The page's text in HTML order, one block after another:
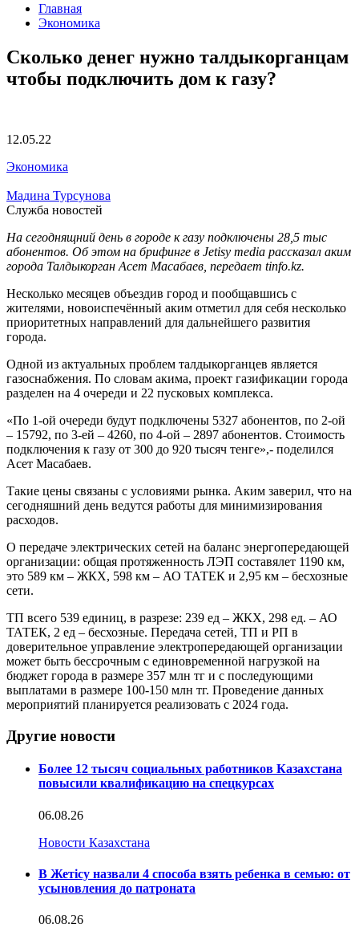
Главная
Экономика
Сколько денег нужно талдыкорганцам
чтобы подключить дом к газу?
12.05.22
Экономика
Мадина Турсунова
Служба новостей
На сегоднящний день в городе к газу подключены 28,5 тыс
абонентов. Об этом на брифинге в Jetisy media рассказал аким
города Талдыкорган Асет Масабаев, передает tinfo.kz.
Несколько месяцев объездив город и пообщавшись с
жителями, новоиспечённый аким отметил для себя несколько
приоритетных направлений для дальнейшего развития
города.
Одной из актуальных проблем талдыкорганцев является
газоснабжения. По словам акима, проект газификации города
разделен на 4 очереди и 22 пусковых комплекса.
«По 1-ой очереди будут подключены 5327 абонентов, по 2-ой
– 15792, по 3-ей – 4260, по 4-ой – 2897 абонентов. Стоимость
подключения к газу от 300 до 920 тысяч тенге»,- поделился
Асет Масабаев.
Такие цены связаны с условиями рынка. Аким заверил, что на
сегодняшний день ведутся работы для минимизирования
расходов.
О передаче электрических сетей на баланс энергопередающей
организации: общая протяженность ЛЭП составялет 1190 км,
это 589 км – ЖКХ, 598 км – АО ТАТЕК и 2,95 км – бесхозные
сети.
ТП всего 539 единиц, в разрезе: 239 ед – ЖКХ, 298 ед. – АО
ТАТЕК, 2 ед – бесхозные. Передача сетей, ТП и РП в
доверительное управление электропередающей организации
может быть бессрочным с единовременной нагрузкой на
бюджет города в размере 357 млн тг и с последующими
выплатами в размере 100-150 млн тг. Проведение данных
мероприятий планируется реализовать с 2024 года.
Другие новости
Более 12 тысяч социальных работников Казахстана
повысили квалификацию на спецкурсах
06.08.26
Новости Казахстана
В Жетісу назвали 4 способа взять ребенка в семью: от
усыновления до патроната
06.08.26